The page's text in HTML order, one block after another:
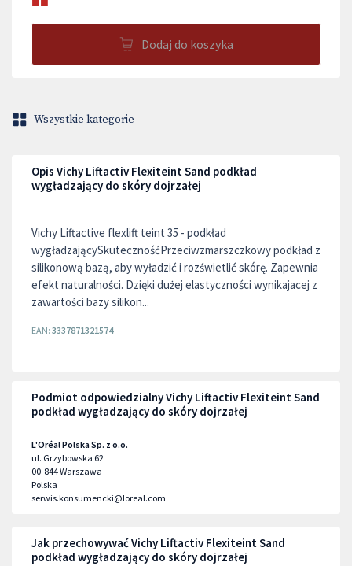
Dodaj do koszyka
Wszystkie kategorie
Opis Vichy Liftactiv Flexiteint Sand podkład
wygładzający do skóry dojrzałej
Vichy Liftactive flexlift teint 35 - podkład
wygładzającySkutecznośćPrzeciwzmarszczkowy podkład z
silikonową bazą, aby wyładzić i rozświetlić skórę. Zapewnia
efekt naturalności. Dzięki dużej elastyczności wynikajacej z
zawartości bazy silikon...
EAN: 3337871321574
Podmiot odpowiedzialny Vichy Liftactiv Flexiteint Sand
podkład wygładzający do skóry dojrzałej
L'Oréal Polska Sp. z o.o.
ul. Grzybowska 62
00-844Warszawa
Polska
serwis.konsumencki@loreal.com
Jak przechowywać Vichy Liftactiv Flexiteint Sand
podkład wygładzający do skóry dojrzałej